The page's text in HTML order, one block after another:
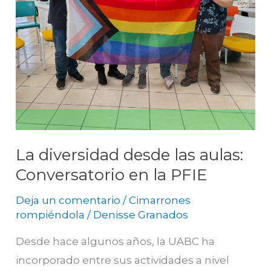
La diversidad desde las aulas:
Conversatorio en la PFIE
Deja un comentario /Cimarrones
rompiéndola / Denisse Granados
Desde hace algunos años, la UABC ha
incorporado entre sus actividades a nivel
en
la
PFIE